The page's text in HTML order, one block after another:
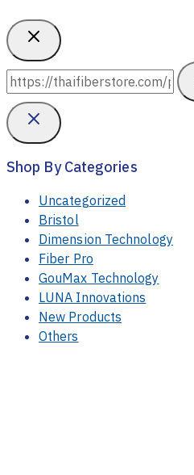
Shop By Categories
Uncategorized
Bristol
Dimension Technology
Fiber Pro
GouMax Technology
LUNA Innovations
New Products
Others